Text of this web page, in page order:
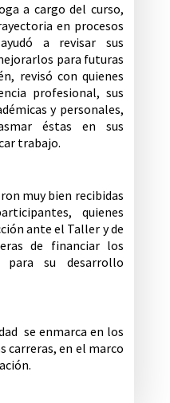
a cargo del curso,
en procesos
a revisar sus
para futuras
revisó con quienes
profesional, sus
y personales,
éstas en sus
trabajo.
muy bien recibidas
quienes
ante el Taller y de
de financiar los
para su desarrollo
se enmarca en los
carreras, en el marco